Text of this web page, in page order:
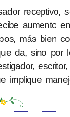
receptivo,
aumento
más bien
da, sino por
implique